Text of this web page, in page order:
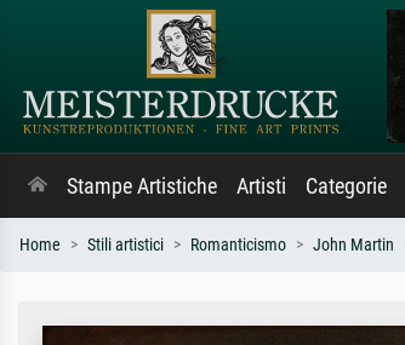
Stampe Artistiche Artisti Categorie
Home Stili artistici Romanticismo John Martin